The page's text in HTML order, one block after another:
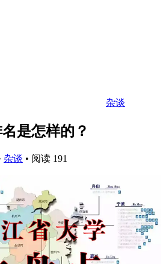
杂谈
是怎样的？
杂谈 • 阅读 191